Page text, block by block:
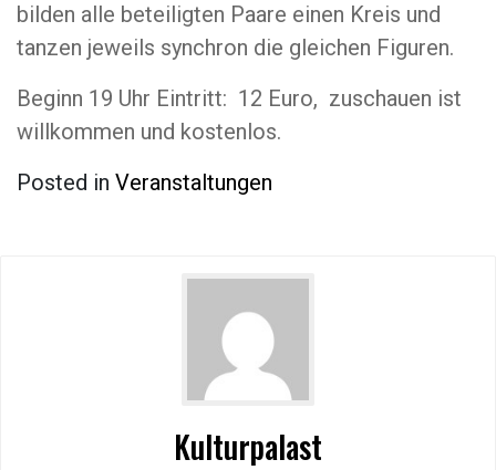
bilden alle beteiligten Paare einen Kreis und
tanzen jeweils synchron die gleichen Figuren.
Beginn 19 Uhr Eintritt: 12 Euro, zuschauen ist
willkommen und kostenlos.
Posted in Veranstaltungen
Kulturpalast